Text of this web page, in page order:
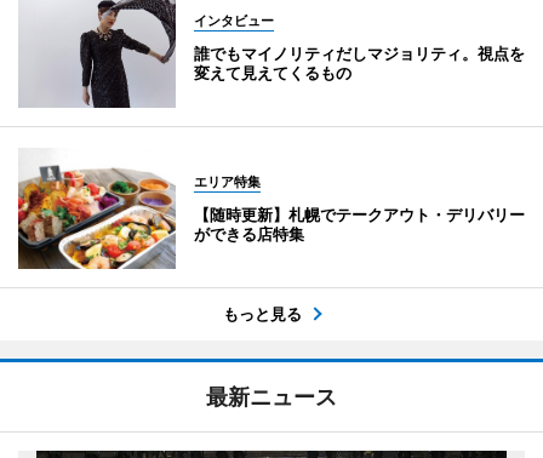
インタビュー
誰でもマイノリティだしマジョリティ。視点を
変えて見えてくるもの
エリア特集
【随時更新】札幌でテークアウト・デリバリー
ができる店特集
もっと見る
最新ニュース